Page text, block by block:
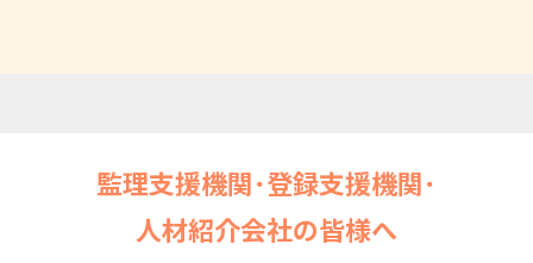
監理支援機関･登録支援機関･
人材紹介会社の皆様へ